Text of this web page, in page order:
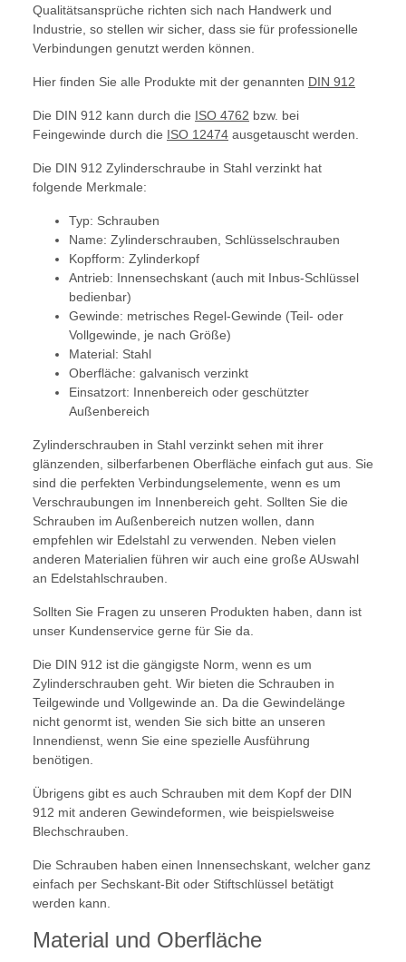
Qualitätsansprüche richten sich nach Handwerk und
Industrie, so stellen wir sicher, dass sie für professionelle
Verbindungen genutzt werden können.
Hier finden Sie alle Produkte mit der genannten DIN 912
Die DIN 912 kann durch die ISO 4762 bzw. bei
Feingewinde durch die ISO 12474 ausgetauscht werden.
Die DIN 912 Zylinderschraube in Stahl verzinkt hat
folgende Merkmale:
Typ: Schrauben
Name: Zylinderschrauben, Schlüsselschrauben
Kopfform: Zylinderkopf
Antrieb: Innensechskant (auch mit Inbus-Schlüssel
bedienbar)
Gewinde: metrisches Regel-Gewinde (Teil- oder
Vollgewinde, je nach Größe)
Material: Stahl
Oberfläche: galvanisch verzinkt
Einsatzort: Innenbereich oder geschützter
Außenbereich
Zylinderschrauben in Stahl verzinkt sehen mit ihrer
glänzenden, silberfarbenen Oberfläche einfach gut aus. Sie
sind die perfekten Verbindungselemente, wenn es um
Verschraubungen im Innenbereich geht. Sollten Sie die
Schrauben im Außenbereich nutzen wollen, dann
empfehlen wir Edelstahl zu verwenden. Neben vielen
anderen Materialien führen wir auch eine große AUswahl
an Edelstahlschrauben.
Sollten Sie Fragen zu unseren Produkten haben, dann ist
unser Kundenservice gerne für Sie da.
Die DIN 912 ist die gängigste Norm, wenn es um
Zylinderschrauben geht. Wir bieten die Schrauben in
Teilgewinde und Vollgewinde an. Da die Gewindelänge
nicht genormt ist, wenden Sie sich bitte an unseren
Innendienst, wenn Sie eine spezielle Ausführung
benötigen.
Übrigens gibt es auch Schrauben mit dem Kopf der DIN
912 mit anderen Gewindeformen, wie beispielsweise
Blechschrauben.
Die Schrauben haben einen Innensechskant, welcher ganz
einfach per Sechskant-Bit oder Stiftschlüssel betätigt
werden kann.
Material und Oberfläche